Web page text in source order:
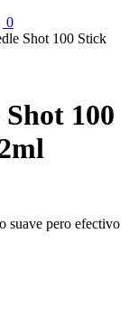
0
Shot 100 Stick
100
suave pero efectivo